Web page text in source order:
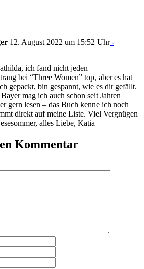
12. August 2022 um 15:52 Uhr-
ich fand nicht jeden
bei “Three Women” top, aber es hat
gepackt, bin gespannt, wie es dir gefällt.
mag ich auch schon seit Jahren
gern lesen – das Buch kenne ich noch
direkt auf meine Liste. Viel Vergnügen
alles Liebe, Katia
Kommentar